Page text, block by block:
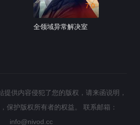
7.0
全领域异常解决室
提供内容侵犯了您的版权，请来函说明，
保护版权所有者的权益。 联系邮箱：
info@nivod.cc